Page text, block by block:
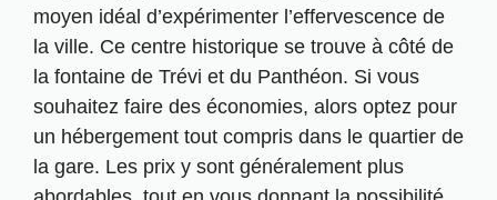
moyen idéal d’expérimenter l’effervescence de
la ville. Ce centre historique se trouve à côté de
la fontaine de Trévi et du Panthéon. Si vous
souhaitez faire des économies, alors optez pour
un hébergement tout compris dans le quartier de
la gare. Les prix y sont généralement plus